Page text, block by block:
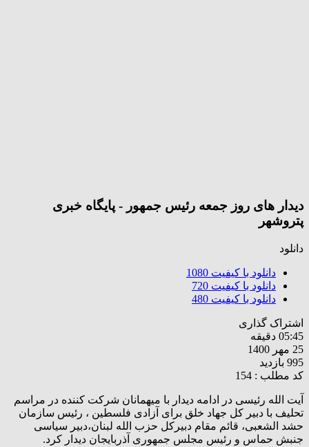
دیدار های روز جمعه رئیس جمهور - پایگاه خبری
پتروشهر
دانلود
دانلود با کیفیت 1080
دانلود با کیفیت 720
دانلود با کیفیت 480
اشتراک گذاری
05:45 دقیقه
25 مهر 1400
995 بازدید
کد مطلب : 154
آیت الله رئیسی در ادامه دیدار با میهمانان شرکت کننده در مراسم
تحلیف با دبیر کل جهاد خلق برای آزادی فلسطین ، رئیس سازمان
حشد الشعبی، قائم مقام دبیرکل حزب الله لبنان،دبیر سیاسی
جنبش حماس و رئیس مجلس جمهوری آذربایجان دیدار کرد.